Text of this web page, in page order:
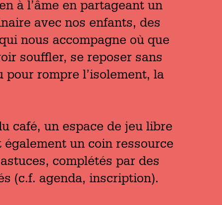
à l’âme en partageant un
avec nos enfants, des
nous accompagne où que
souffler, se reposer sans
rompre l’isolement, la
café, un espace de jeu libre
un coin ressource
complétés par des
(c.f. agenda, inscription).